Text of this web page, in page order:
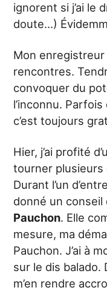
ignorent si j’ai le
doute…)
Mon enregistreur
rencontres.
convoquer du
l’inconnu.
c’est toujours
Hier, j’ai profité
tourner plusieurs
Durant l’un
donné un conseil
Pauchon. Elle
mesure, ma
Pauchon. J’ai à
sur le dis balado.
m’en rendre